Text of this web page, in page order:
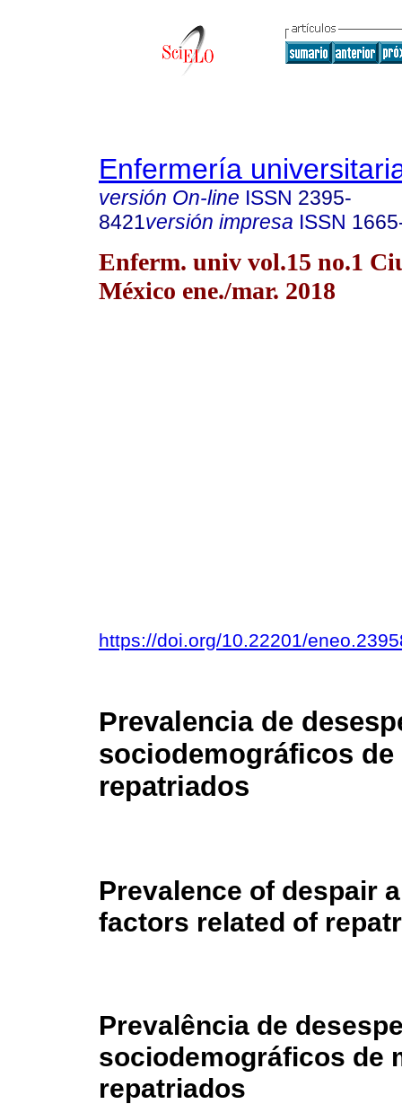
Enfermería
versión On-line ISSN 2395-
8421versión impresa ISSN
Enferm. univ vol.15 no.1
México ene./mar. 2018
https://doi.org/10.22201/
Prevalencia de
sociodemográficos
repatriados
Prevalence of despair
factors related of
Prevalência de
sociodemográficos de
repatriados